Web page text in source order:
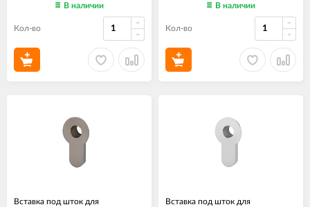
В наличии
Кол-во
В наличии
Кол-во
Вставка под шток для
Вставка под шток для